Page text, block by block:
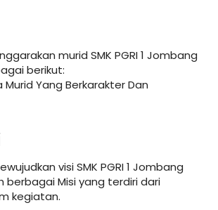
murid SMK PGRI 1 Jombang
berikut:
Yang Berkarakter Dan
visi SMK PGRI 1 Jombang
berbagai Misi yang terdiri dari
kegiatan.